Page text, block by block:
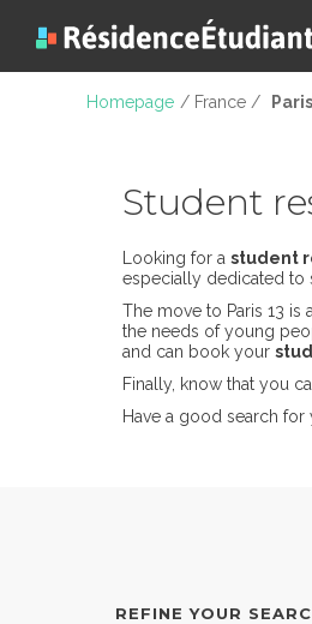
Homepage / France /
Student
Looking for a student
especially dedicated to
The move to Paris 13
the needs of young
and can book your
Finally, know that you
Have a good search
REFINE YOUR